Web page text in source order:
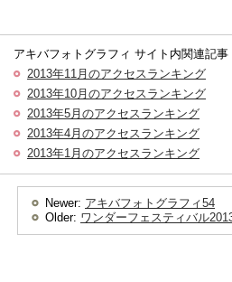
アキバフォトグラフィ サイト内関連記事
2013年11月のアクセスランキング
2013年10月のアクセスランキング
2013年5月のアクセスランキング
2013年4月のアクセスランキング
2013年1月のアクセスランキング
Newer: アキバフォトグラフィ54
Older: ワンダーフェスティバル